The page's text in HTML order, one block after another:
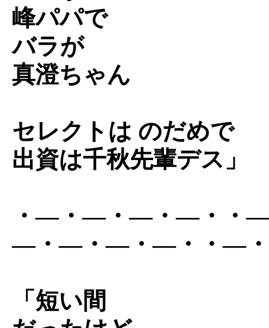
峰パパで
バラが
真澄ちゃん
セレクトは のだめで
出資は千秋先輩デス」
・―・―・―・―・・
―・―・―・―・・―
「短い間